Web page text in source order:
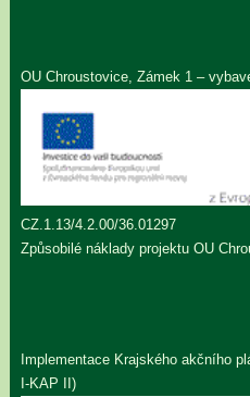
OU Chroustovice, Zámek 1 –
CZ.1.13/4.2.00/36.01297
Způsobilé náklady projektu OU
Implementace Krajského akčního
I-KAP II)